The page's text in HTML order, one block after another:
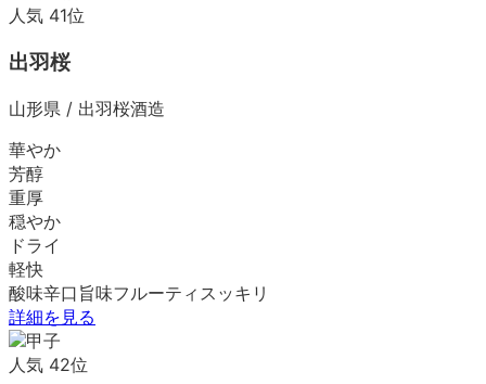
人気 41位
出羽桜
山形県 / 出羽桜酒造
華やか
芳醇
重厚
穏やか
ドライ
軽快
酸味辛口 旨味フルーティ スッキリ
詳細を見る
人気 42位